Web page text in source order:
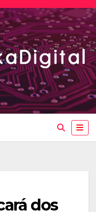
dos